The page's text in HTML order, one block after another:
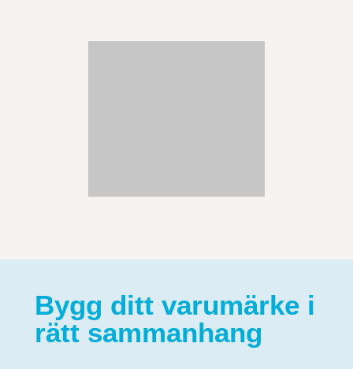
Bygg ditt varumärke i
rätt sammanhang